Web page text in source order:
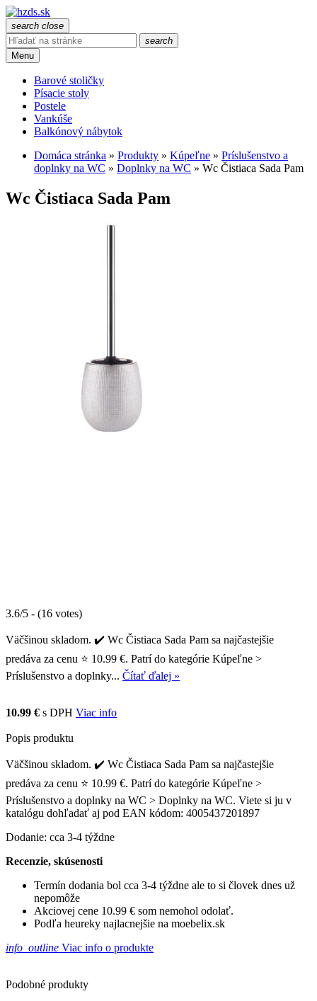
search close
search
Menu
Barové stoličky
Písacie stoly
Postele
Vankúše
Balkónový nábytok
Domáca stránka » Produkty » Kúpeľne » Príslušenstvo a
doplnky na WC » Doplnky na WC » Wc Čistiaca Sada Pam
Wc Čistiaca Sada Pam
3.6/5 - (16 votes)
Väčšinou skladom. ✔️ Wc Čistiaca Sada Pam sa najčastejšie
predáva za cenu ⭐ 10.99 €. Patrí do kategórie Kúpeľne >
Príslušenstvo a doplnky... Čítať ďalej »
10.99 € s DPH Viac info
Popis produktu
Väčšinou skladom. ✔️ Wc Čistiaca Sada Pam sa najčastejšie
predáva za cenu ⭐ 10.99 €. Patrí do kategórie Kúpeľne >
Príslušenstvo a doplnky na WC > Doplnky na WC. Viete si ju v
katalógu dohľadať aj pod EAN kódom: 4005437201897
Dodanie: cca 3-4 týždne
Recenzie, skúsenosti
Termín dodania bol cca 3-4 týždne ale to si človek dnes už
nepomôže
Akciovej cene 10.99 € som nemohol odolať.
Podľa heureky najlacnejšie na moebelix.sk
info_outline Viac info o produkte
Podobné produkty